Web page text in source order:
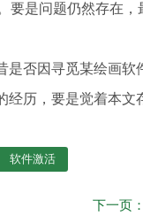
是问题仍然存在
否因寻觅某绘画软
历，要是觉着本文
软件激活